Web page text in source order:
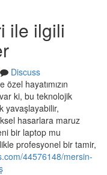
ile ilgili
Discuss
hayatımızın
ki, bu teknolojik
yavaşlayabilir,
hasarlara maruz
bir laptop mu
profesyonel bir tamir,
44576148/mersin-